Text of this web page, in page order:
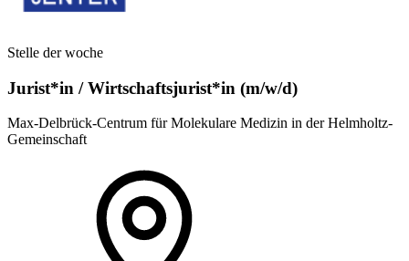
Stelle der woche
Jurist*in / Wirtschafts­jurist*in (m/w/d)
Max-Delbrück-Centrum für Molekulare Medizin in der Helmholtz-
Gemeinschaft